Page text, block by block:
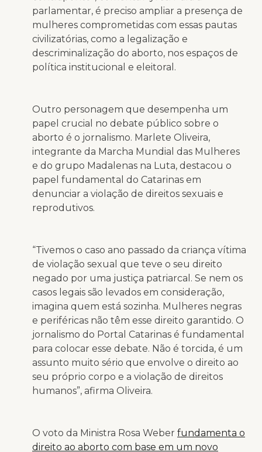
parlamentar, é preciso ampliar a presença de
mulheres comprometidas com essas pautas
civilizatórias, como a legalização e
descriminalização do aborto, nos espaços de
política institucional e eleitoral.
Outro personagem que desempenha um
papel crucial no debate público sobre o
aborto é o jornalismo. Marlete Oliveira,
integrante da Marcha Mundial das Mulheres
e do grupo Madalenas na Luta, destacou o
papel fundamental do Catarinas em
denunciar a violação de direitos sexuais e
reprodutivos.
“Tivemos o caso ano passado da criança vítima
de violação sexual que teve o seu direito
negado por uma justiça patriarcal. Se nem os
casos legais são levados em consideração,
imagina quem está sozinha. Mulheres negras
e periféricas não têm esse direito garantido. O
jornalismo do Portal Catarinas é fundamental
para colocar esse debate. Não é torcida, é um
assunto muito sério que envolve o direito ao
seu próprio corpo e a violação de direitos
humanos”, afirma Oliveira.
O voto da Ministra Rosa Weber fundamenta o
direito ao aborto com base em um novo